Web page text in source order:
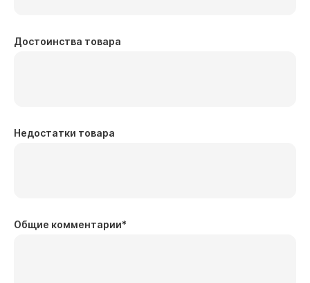
Достоинства товара
Недостатки товара
Общие комментарии*